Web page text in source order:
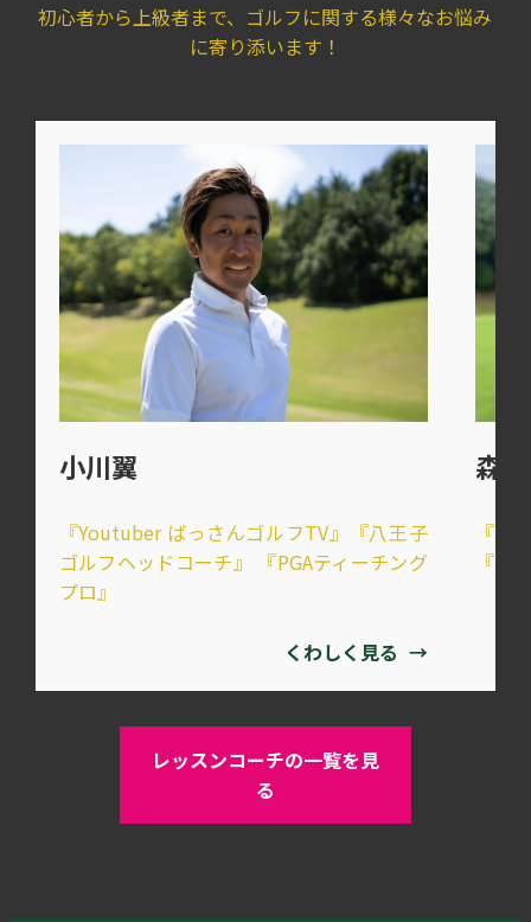
初心者から上級者まで、ゴルフに関する様々なお悩み
に寄り添います！
小川翼
『Youtuber ばっさんゴルフTV』『八王子
ゴルフヘッドコーチ』 『PGAティーチング
プロ』
くわしく見る →
森
『
『
レッスンコーチの一覧を見
る